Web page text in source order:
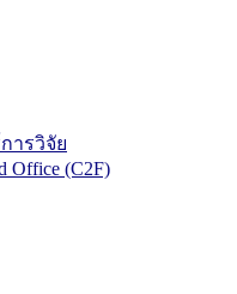
ารวิจัย
Office (C2F)